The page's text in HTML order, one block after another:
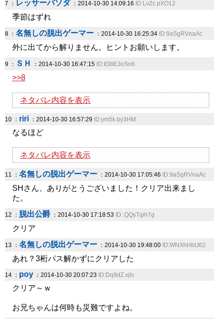
7 ： レッサーパソダ ：2014-10-30 14:09:16 ID:Lv2c.pXO12
季節はずれ
8 ： 名無しの脱出ゲーマー ：2014-10-30 16:25:34 ID:9aSgRVnaAc
外に出てから解りません。ヒントお願いします。
9 ： ＳＨ ：2014-10-30 16:47:15 ID:It38E3oSn6
>>8
ネタバレ内容を表示
10 ： riri ：2014-10-30 16:57:29 ID:ym5k.by3HM
なるほど
ネタバレ内容を表示
11 ： 名無しの脱出ゲーマー ：2014-10-30 17:05:46 ID:9aSgRVnaAc
SHさん、ありがとうございました！クリア出来まし
た。
12 ： 脱出公爵 ：2014-10-30 17:18:53 ID:.QQyTqih7g
クリア
13 ： 名無しの脱出ゲーマー ：2014-10-30 19:48:00 ID:WNXhHbIJ62
あれ？3桁パス解かずにクリアした
14 ： poy ：2014-10-30 20:07:23 ID:Dq9dZ.xjIs
クリア～ｗ
お兄ちゃんは何時も災難ですよね。